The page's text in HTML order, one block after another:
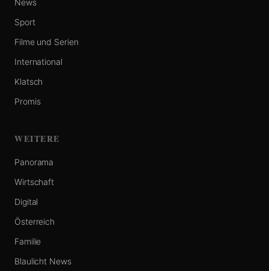
News
Sport
Filme und Serien
International
Klatsch
Promis
WEITERE
Panorama
Wirtschaft
Digital
Österreich
Familie
Blaulicht News